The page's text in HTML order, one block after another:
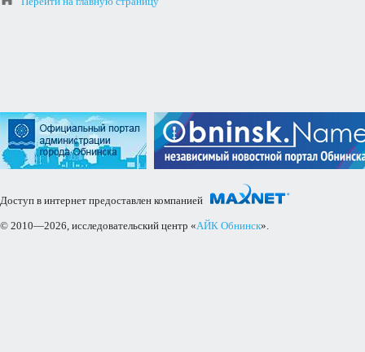
Доступ в интернет предоставлен компанией
© 2010—2026, исследовательский центр «АЙК Обнинск».